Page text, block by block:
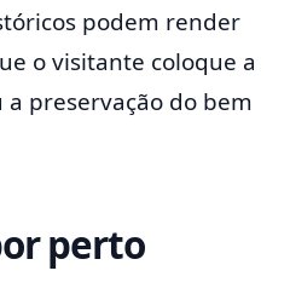
podem render
o visitante coloque a
preservação do bem
perto